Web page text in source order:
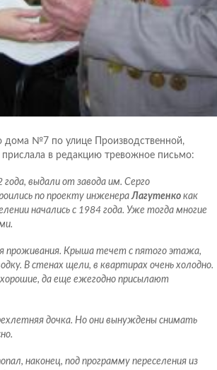
дома №7 по улице Производственной,
в редакцию тревожное письмо:
выдали от завода им. Серго
по проекту инженераЛагутенкокак
начались с 1984 года. Уже тогда многие
проживания. Крыша течет с пятого этажа,
В стенах щели, в квартирах очень холодно.
да еще ежегодно присылают
дочка. Но они вынуждены снимать
наконец, под программу переселения из